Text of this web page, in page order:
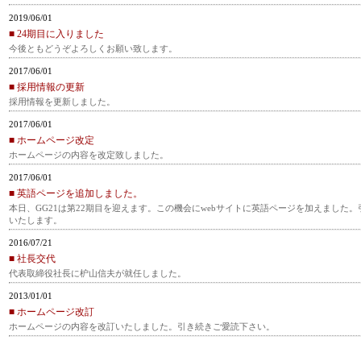
2019/06/01
■ 24期目に入りました
今後ともどうぞよろしくお願い致します。
2017/06/01
■ 採用情報の更新
採用情報を更新しました。
2017/06/01
■ ホームページ改定
ホームページの内容を改定致しました。
2017/06/01
■ 英語ページを追加しました。
本日、GG21は第22期目を迎えます。この機会にwebサイトに英語ページを加えました
いたします。
2016/07/21
■ 社長交代
代表取締役社長に枦山信夫が就任しました。
2013/01/01
■ ホームページ改訂
ホームページの内容を改訂いたしました。引き続きご愛読下さい。